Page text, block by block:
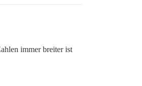
immer breiter ist